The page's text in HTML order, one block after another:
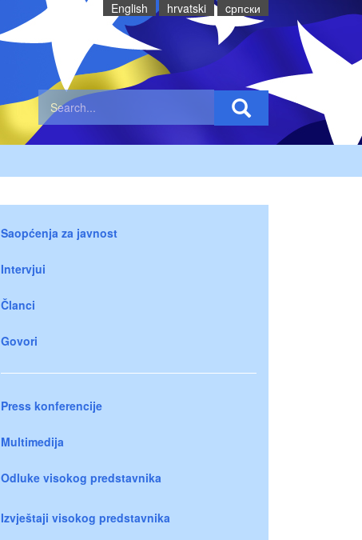
English hrvatski cрпски
Saopćenja za javnost
Intervjui
Članci
Govori
Press konferencije
Multimedija
Odluke visokog predstavnika
Izvještaji visokog predstavnika